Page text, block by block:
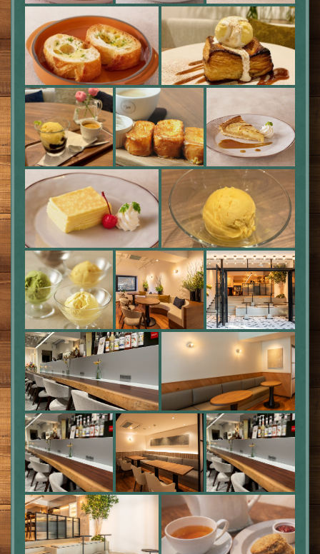
この店舗情報をシェアする
写真 | With
東京都台東区駒形２-6-7 AI.Bビル1階
https://with-asakusa.owst.jp/gallery
お店情報をコピー
閉じる